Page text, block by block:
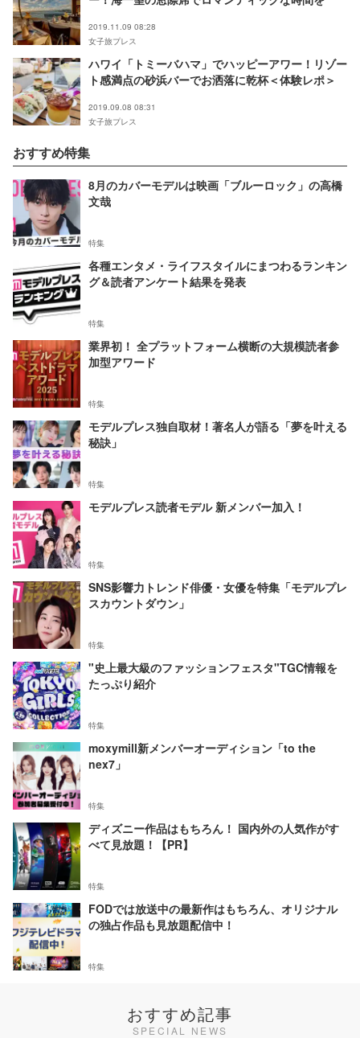
2019.11.09 08:28
女子旅プレス
ハワイ「トミーバハマ」でハッピーアワー！リゾー
ト感満点の砂浜バーでお洒落に乾杯＜体験レポ＞
2019.09.08 08:31
女子旅プレス
おすすめ特集
8月のカバーモデルは映画「ブルーロック」の高橋
文哉
特集
各種エンタメ・ライフスタイルにまつわるランキン
グ＆読者アンケート結果を発表
特集
業界初！ 全プラットフォーム横断の大規模読者参
加型アワード
特集
モデルプレス独自取材！著名人が語る「夢を叶える
秘訣」
特集
モデルプレス読者モデル 新メンバー加入！
特集
SNS影響力トレンド俳優・女優を特集「モデルプレ
スカウントダウン」
特集
"史上最大級のファッションフェスタ"TGC情報を
たっぷり紹介
特集
moxymill新メンバーオーディション「to the
nex7」
特集
ディズニー作品はもちろん！ 国内外の人気作がす
べて見放題！【PR】
特集
FODでは放送中の最新作はもちろん、オリジナル
の独占作品も見放題配信中！
特集
おすすめ記事
SPECIAL NEWS